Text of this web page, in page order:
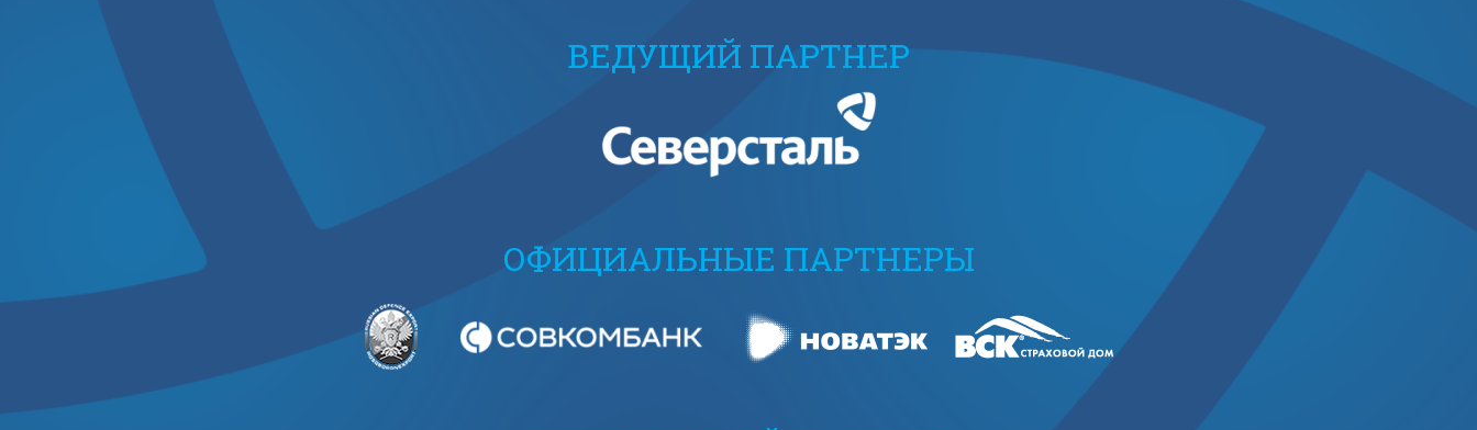
ВЕДУЩИЙ ПАРТНЕР
ОФИЦИАЛЬНЫЕ ПАРТНЕРЫ